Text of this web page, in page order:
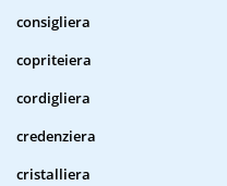
consigliera
copriteiera
cordigliera
credenziera
cristalliera